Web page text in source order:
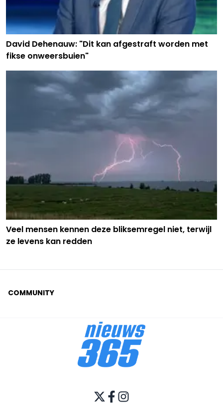
David Dehenauw: "Dit kan afgestraft worden met
fikse onweersbuien"
Veel mensen kennen deze bliksemregel niet, terwijl
ze levens kan redden
COMMUNITY